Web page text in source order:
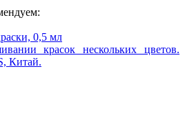
0,5 мл
красок нескольких цветов.
Китай.